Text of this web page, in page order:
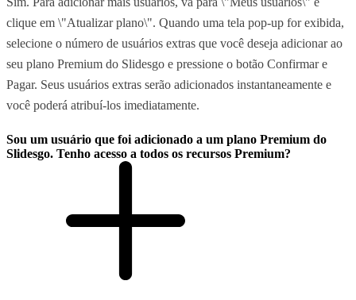
clique em \"Atualizar plano\". Quando uma tela pop-up for exibida,
selecione o número de usuários extras que você deseja adicionar ao
seu plano Premium do Slidesgo e pressione o botão Confirmar e
Pagar. Seus usuários extras serão adicionados instantaneamente e
você poderá atribuí-los imediatamente.
Sou um usuário que foi adicionado a um plano Premium do
Slidesgo. Tenho acesso a todos os recursos Premium?